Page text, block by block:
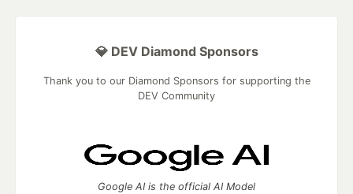
💎 DEV Diamond Sponsors
Thank you to our Diamond Sponsors for supporting the
DEV Community
Google AI is the official AI Model